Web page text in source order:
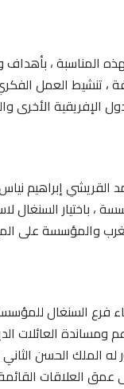
المناسبة ،
، تنشيط العمل
الإفريقية الأخرى
القريشي إبراهيم
، باختيار السنغال
والمؤسسة على
فرع السنغال
ومساندة العائلات
العلاقات